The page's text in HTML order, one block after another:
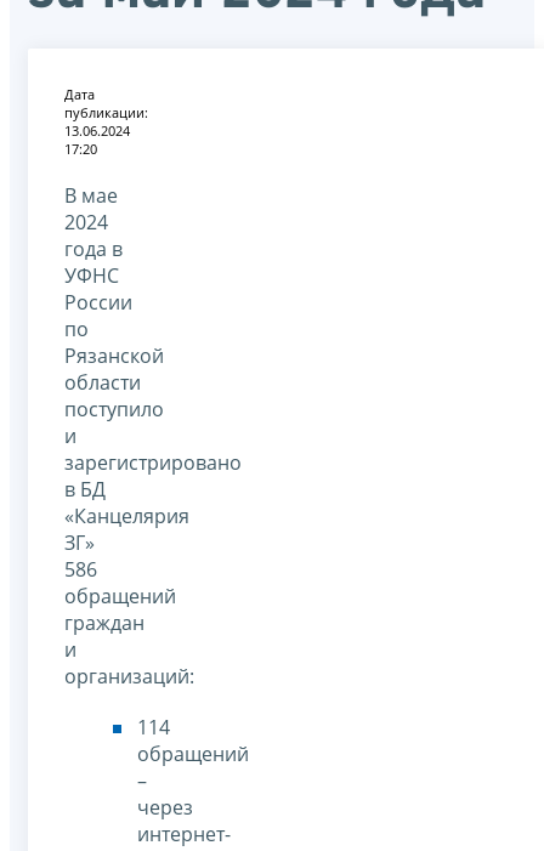
Дата
публикации:
13.06.2024
17:20
В мае
2024
года в
УФНС
России
по
Рязанской
области
поступило
и
зарегистрировано
в БД
«Канцелярия
ЗГ»
586
обращений
граждан
и
организаций:
114
обращений
–
через
интернет-